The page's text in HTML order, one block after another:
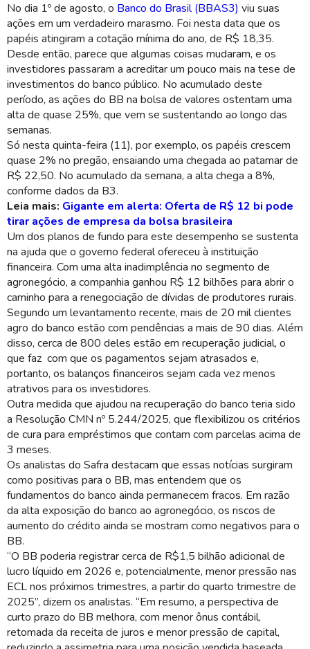
Banco do Brasil é a sexta maior instituição financeira do país (Imagem:
Shutterstock)
No dia 1º de agosto, o Banco do Brasil (BBAS3) viu suas
ações em um verdadeiro marasmo. Foi nesta data que os
papéis atingiram a cotação mínima do ano, de R$ 18,35.
Desde então, parece que algumas coisas mudaram, e os
investidores passaram a acreditar um pouco mais na tese de
investimentos do banco público. No acumulado deste
período, as ações do BB na bolsa de valores ostentam uma
alta de quase 25%, que vem se sustentando ao longo das
semanas.
Só nesta quinta-feira (11), por exemplo, os papéis crescem
quase 2% no pregão, ensaiando uma chegada ao patamar de
R$ 22,50. No acumulado da semana, a alta chega a 8%,
conforme dados da B3.
Leia mais: Gigante em alerta: Oferta de R$ 12 bi pode
tirar ações de empresa da bolsa brasileira
Um dos planos de fundo para este desempenho se sustenta
na ajuda que o governo federal ofereceu à instituição
financeira. Com uma alta inadimplência no segmento de
agronegócio, a companhia ganhou R$ 12 bilhões para abrir o
caminho para a renegociação de dívidas de produtores rurais.
Segundo um levantamento recente, mais de 20 mil clientes
agro do banco estão com pendências a mais de 90 dias. Além
disso, cerca de 800 deles estão em recuperação judicial, o
que faz com que os pagamentos sejam atrasados e,
portanto, os balanços financeiros sejam cada vez menos
atrativos para os investidores.
Outra medida que ajudou na recuperação do banco teria sido
a Resolução CMN nº 5.244/2025, que flexibilizou os critérios
de cura para empréstimos que contam com parcelas acima de
3 meses.
Os analistas do Safra destacam que essas notícias surgiram
como positivas para o BB, mas entendem que os
fundamentos do banco ainda permanecem fracos. Em razão
da alta exposição do banco ao agronegócio, os riscos de
aumento do crédito ainda se mostram como negativos para o
BB.
“O BB poderia registrar cerca de R$1,5 bilhão adicional de
lucro líquido em 2026 e, potencialmente, menor pressão nas
ECL nos próximos trimestres, a partir do quarto trimestre de
2025”, dizem os analistas. “Em resumo, a perspectiva de
curto prazo do BB melhora, com menor ônus contábil,
retomada da receita de juros e menor pressão de capital,